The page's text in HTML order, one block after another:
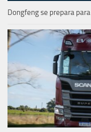
Dongfeng se prepara